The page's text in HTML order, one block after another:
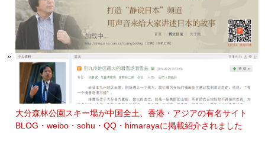
大分森林公園スキー場が中国全土、香港・アジアの有名サイト
BLOG・weibo・sohu・QQ・himarayaに掲載紹介されました